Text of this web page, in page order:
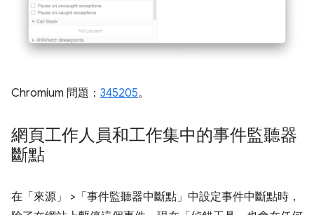
Chromium 問題： 345205。
網頁工作人員和工作集中的事件監聽器
斷點
在「來源」 >「事件監聽器中斷點」 中設定事件中斷點時，